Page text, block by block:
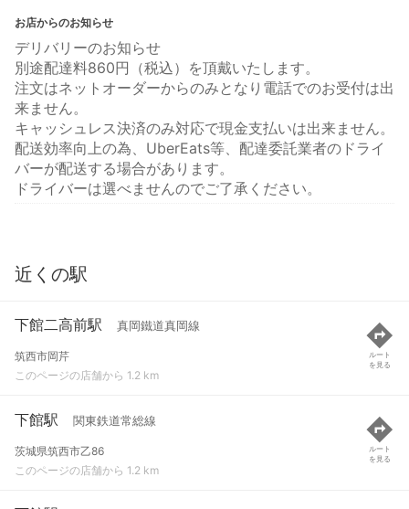
お店からのお知らせ
デリバリーのお知らせ
別途配達料860円（税込）を頂戴いたします。
注文はネットオーダーからのみとなり電話でのお受付は出
来ません。
キャッシュレス決済のみ対応で現金支払いは出来ません。
配送効率向上の為、UberEats等、配達委託業者のドライ
バーが配送する場合があります。
ドライバーは選べませんのでご了承ください。
近くの駅
下館二高前駅 真岡鐵道真岡線
筑西市岡芹
このページの店舗から 1.2 km
ルート
を見る
下館駅 関東鉄道常総線
茨城県筑西市乙86
このページの店舗から 1.2 km
ルート
を見る